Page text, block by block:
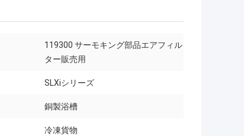
119300 サーモキング部品エアフィル
ター販売用
SLXiシリーズ
銅製浴槽
冷凍貨物